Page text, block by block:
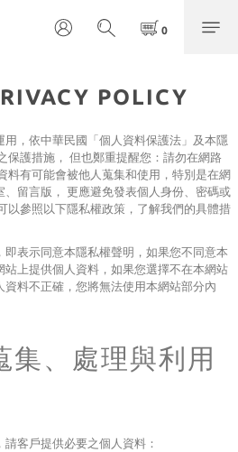
POLICY
，依中華民國「個人資料保護法」及本隱
保護措施， 但也鄭重提醒您：請勿在網路
料有可能會被他人蒐集和使用，特別是在網
留言版， 更應避免發表個人身份、密碼或
以參照以下隱私權政策，了解我們的具體措
表示同意本隱私權聲明，如果您不同意本
上提供個人資料，如果您選擇不在本網站
料不正確，您將無法使用本網站部分內
集、處理與利用
客戶提供必要之個人資料：